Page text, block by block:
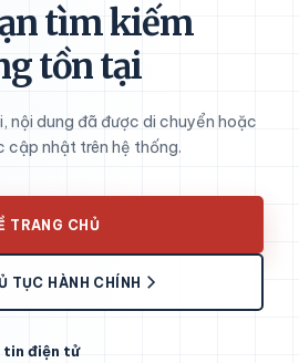
tìm kiếm
tồn tại
dung đã được di chuyển hoặc
cập nhật trên hệ thống.
TRANG CHỦ
TỤC HÀNH CHÍNH
tin điện tử